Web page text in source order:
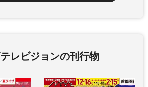
レビジョンの刊行物